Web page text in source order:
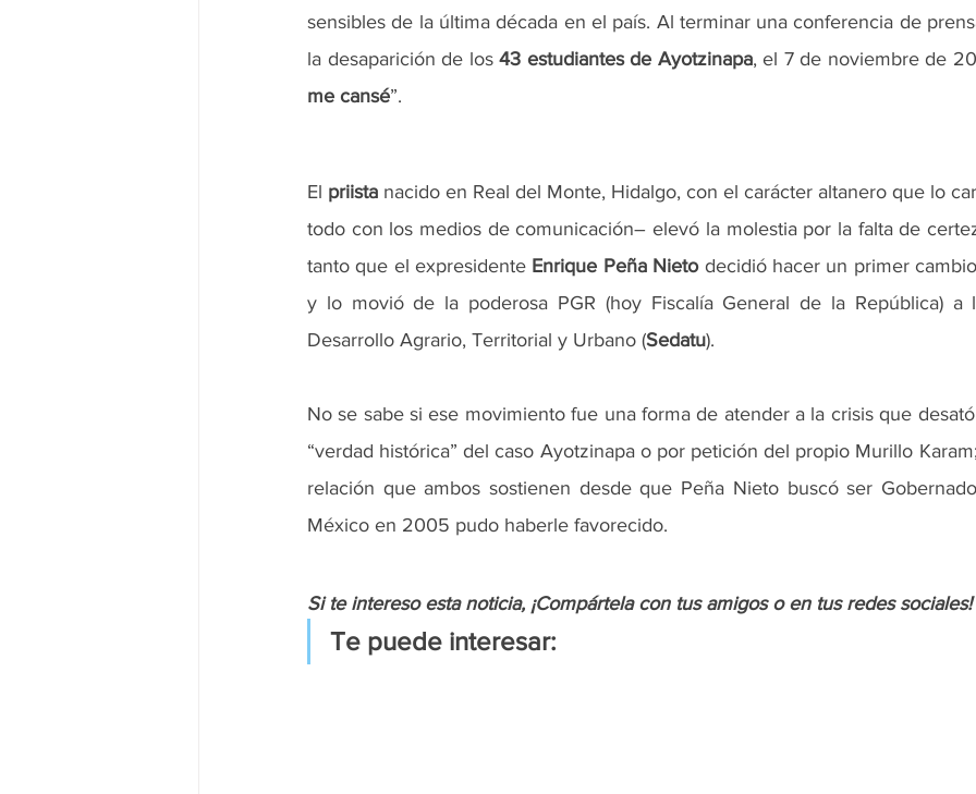
sensibles de la última década en el país. Al terminar una conferencia de
la desaparición de los 43 estudiantes de Ayotzinapa, el 7 de noviembre de
me cansé”.
El priista nacido en Real del Monte, Hidalgo, con el carácter altanero que lo
todo con los medios de comunicación– elevó la molestia por la falta de
tanto que el expresidente Enrique Peña Nieto decidió hacer un primer
y lo movió de la poderosa PGR (hoy Fiscalía General de la República) a
Desarrollo Agrario, Territorial y Urbano (Sedatu).
No se sabe si ese movimiento fue una forma de atender a la crisis que
“verdad histórica” del caso Ayotzinapa o por petición del propio Murillo
relación que ambos sostienen desde que Peña Nieto buscó ser
México en 2005 pudo haberle favorecido.
Si te intereso esta noticia, ¡Compártela con tus amigos o en tus redes sociales!
Te puede interesar: